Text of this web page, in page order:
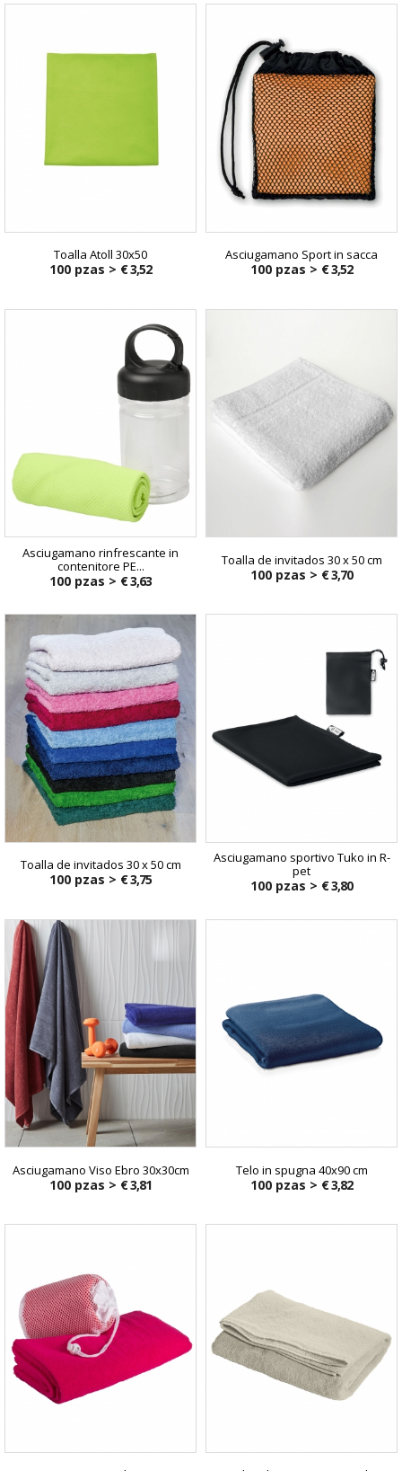
Toalla Atoll 30x50
100 pzas > € 3,52
Asciugamano Sport in sacca
100 pzas > € 3,52
Asciugamano rinfrescante in
contenitore PE...
100 pzas > € 3,63
Toalla de invitados 30 x 50 cm
100 pzas > € 3,70
Toalla de invitados 30 x 50 cm
100 pzas > € 3,75
Asciugamano sportivo Tuko in R-
pet
100 pzas > € 3,80
Asciugamano Viso Ebro 30x30cm
100 pzas > € 3,81
Telo in spugna 40x90 cm
100 pzas > € 3,82